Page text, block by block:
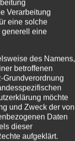
FEUERWEHR
sorgt für
Verarbeitung
eine solche
generell eine
des Namens,
betroffenen
Grundverordnung
möchte
und Zweck der von
Daten
dieser
aufgeklärt.